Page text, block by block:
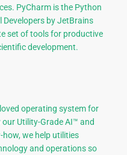
PyCharm is the Python
Developers by JetBrains
set of tools for productive
development.
operating system for
Utility-Grade AI™ and
we help utilities
and operations so